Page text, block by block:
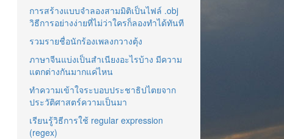
การสร้างแบบจำลองสามมิติเป็นไฟล์ .obj
วิธีการอย่างง่ายที่ไม่ว่าใครก็ลองทำได้ทันที
รวมรายชื่อนักร้องเพลงกวางตุ้ง
ภาษาจีนแบ่งเป็นสำเนียงอะไรบ้าง มีความ
แตกต่างกันมากแค่ไหน
ทำความเข้าใจระบอบประชาธิปไตยจาก
ประวัติศาสตร์ความเป็นมา
เรียนรู้วิธีการใช้ regular expression
(regex)